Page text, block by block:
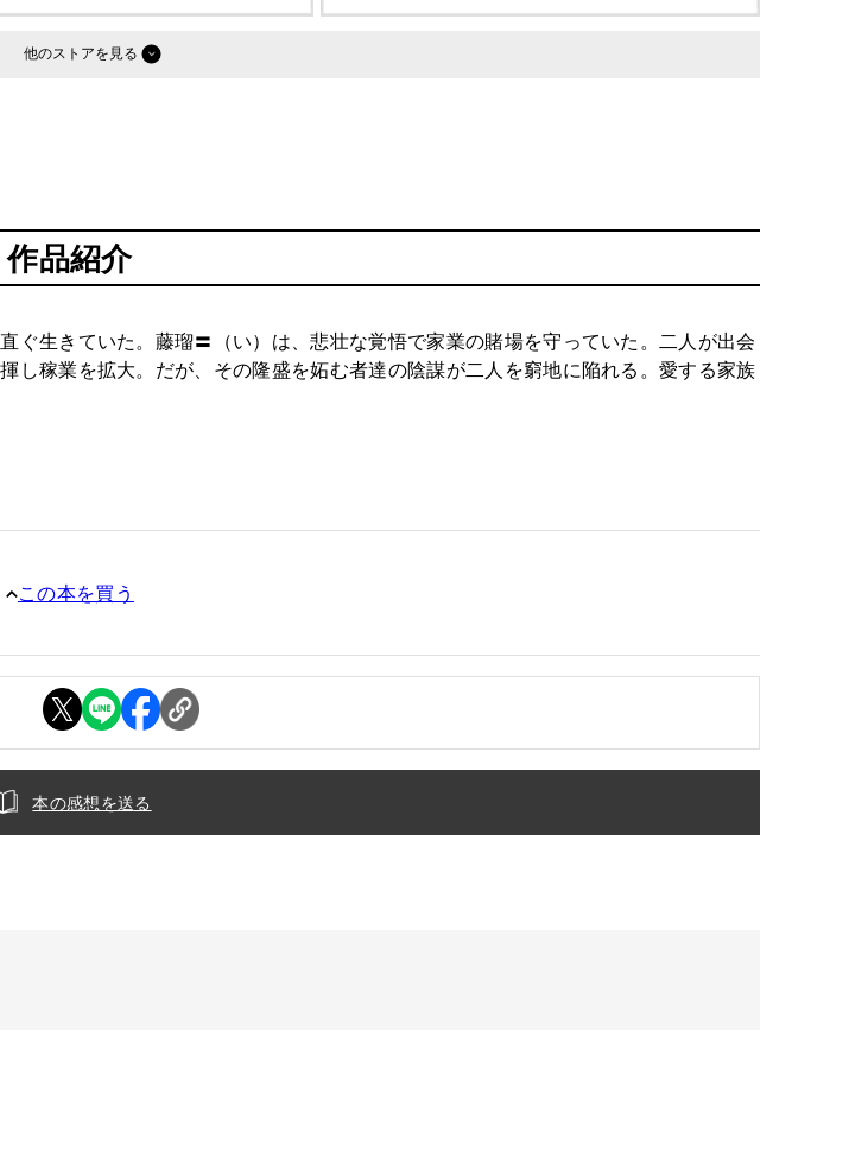
他のストア
作品紹介
生きていた。藤瑠〓（い）は、悲壮な覚悟で家業の賭場を守っていた。二人が出会
し稼業を拡大。だが、その隆盛を妬む者達の陰謀が二人を窮地に陥れる。愛する家族
この本を買う
本の感想を送る